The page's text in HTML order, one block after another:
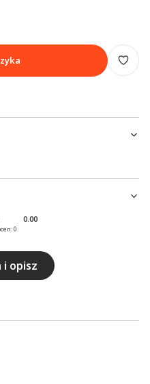
0.00
0
i opisz